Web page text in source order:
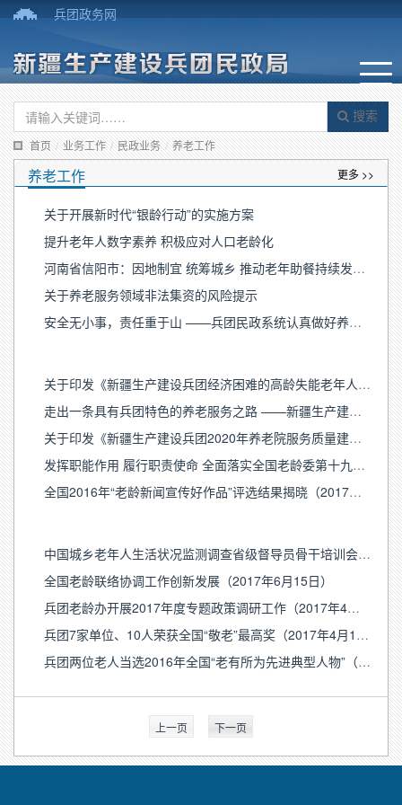
兵团政务网
搜索
首页 / 业务工作 / 民政业务 / 养老工作
养老工作 更多 >>
关于开展新时代“银龄行动”的实施方案
提升老年人数字素养 积极应对人口老龄化
河南省信阳市：因地制宜 统筹城乡 推动老年助餐持续发展｜典型案例
关于养老服务领域非法集资的风险提示
安全无小事，责任重于山 ——兵团民政系统认真做好养老服务机构安全生产工作
关于印发《新疆生产建设兵团经济困难的高龄失能老年人补贴实施办法》的通知
走出一条具有兵团特色的养老服务之路 ——新疆生产建设兵团养老服务专项调研报告
关于印发《新疆生产建设兵团2020年养老院服务质量建设专项行动实施方案》的通知
发挥职能作用 履行职责使命 全面落实全国老龄委第十九次全体会议精神和 全国老龄办主任会议精神
全国2016年“老龄新闻宣传好作品”评选结果揭晓（2017年6月29日）
中国城乡老年人生活状况监测调查省级督导员骨干培训会议在京召开（2017年6月27日）
全国老龄联络协调工作创新发展（2017年6月15日）
兵团老龄办开展2017年度专题政策调研工作（2017年4月25日）
兵团7家单位、10人荣获全国“敬老”最高奖（2017年4月14日）
兵团两位老人当选2016年全国“老有所为先进典型人物”（2017年3月13日）
上一页 下一页